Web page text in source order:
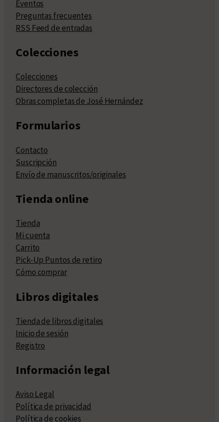
Eventos
Preguntas frecuentes
RSS Feed de entradas
Colecciones
Colecciones
Directores de colección
Obras completas de José Hernández
Formularios
Contacto
Suscripción
Envío de manuscritos/originales
Tienda online
Tienda
Mi cuenta
Carrito
Pick-Up Puntos de retiro
Cómo comprar
Libros digitales
Tienda de libros digitales
Inicio de sesión
Registro
Información legal
Aviso Legal
Política de privacidad
Política de cookies